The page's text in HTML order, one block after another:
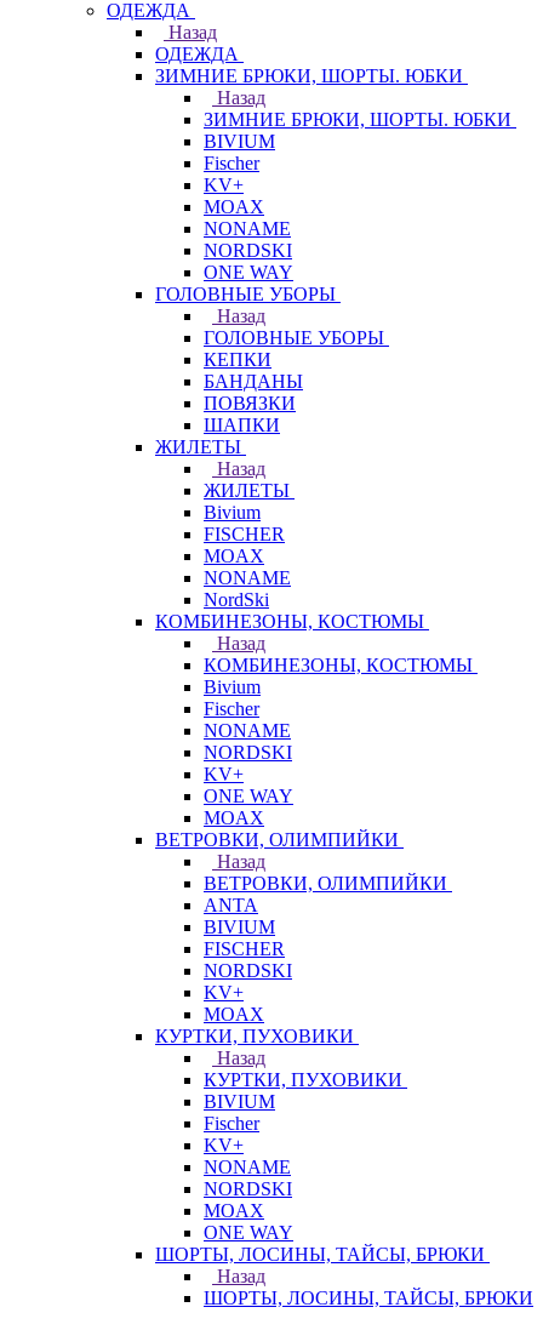
ОДЕЖДА
Назад
ОДЕЖДА
ЗИМНИЕ БРЮКИ, ШОРТЫ. ЮБКИ
Назад
ЗИМНИЕ БРЮКИ, ШОРТЫ. ЮБКИ
BIVIUM
Fischer
KV+
MOAX
NONAME
NORDSKI
ONE WAY
ГОЛОВНЫЕ УБОРЫ
Назад
ГОЛОВНЫЕ УБОРЫ
КЕПКИ
БАНДАНЫ
ПОВЯЗКИ
ШАПКИ
ЖИЛЕТЫ
Назад
ЖИЛЕТЫ
Bivium
FISCHER
MOAX
NONAME
NordSki
КОМБИНЕЗОНЫ, КОСТЮМЫ
Назад
КОМБИНЕЗОНЫ, КОСТЮМЫ
Bivium
Fischer
NONAME
NORDSKI
KV+
ONE WAY
MOAX
ВЕТРОВКИ, ОЛИМПИЙКИ
Назад
ВЕТРОВКИ, ОЛИМПИЙКИ
ANTA
BIVIUM
FISCHER
NORDSKI
KV+
MOAX
КУРТКИ, ПУХОВИКИ
Назад
КУРТКИ, ПУХОВИКИ
BIVIUM
Fischer
KV+
NONAME
NORDSKI
MOAX
ONE WAY
ШОРТЫ, ЛОСИНЫ, ТАЙСЫ, БРЮКИ
Назад
ШОРТЫ, ЛОСИНЫ, ТАЙСЫ, БРЮКИ